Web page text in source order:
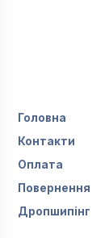
Головна
Контакти
Оплата
Повернення
Дропшипінг